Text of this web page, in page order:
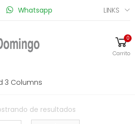
Whatsapp LINKS
menu
0
Carrito
3 Columns
de resultados